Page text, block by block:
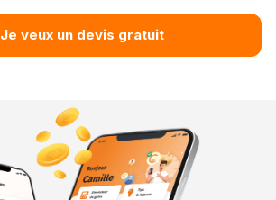
Je veux un devis gratuit